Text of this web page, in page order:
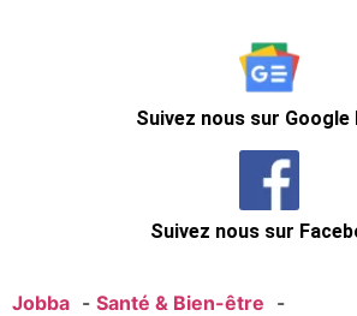
Suivez nous sur Google
Suivez nous sur
Jobba
Santé & Bien-être